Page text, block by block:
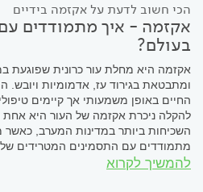
הכי חשוב לדעת על אקזמה בידיים
אקזמה - איך מתמודדים
בעולם?
אקזמה היא מחלת עור כרונית שפוגעת
ומתבטאת בגירוד עז, אדמומיות
החיים באופן משמעותי אך קיימים
להקלה ניכרת אקזמה של העור היא אחת
השכיחות ביותר במדינות המערב, כאשר
מתמודדים עם התסמינים המטרידים
להמשיך לקרוא